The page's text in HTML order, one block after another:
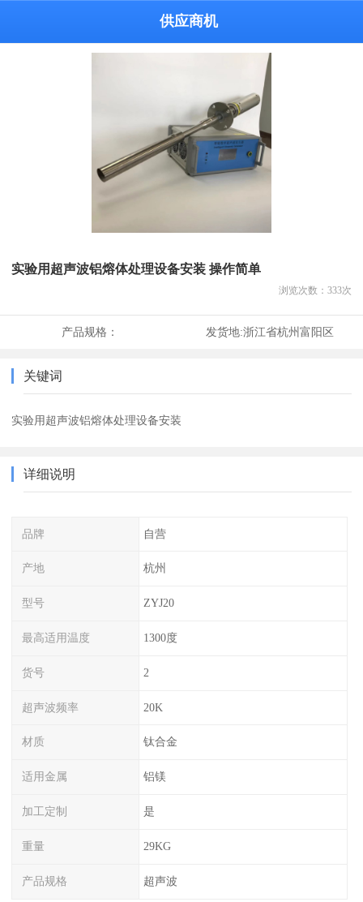
供应商机
实验用超声波铝熔体处理设备安装 操作简单
浏览次数： 333次
产品规格： 发货地:浙江省杭州富阳区
关键词
实验用超声波铝熔体处理设备安装
详细说明
品牌 自营
产地 杭州
型号 ZYJ20
最高适用温度 1300度
货号 2
超声波频率 20K
材质 钛合金
适用金属 铝镁
加工定制 是
重量 29KG
产品规格 超声波